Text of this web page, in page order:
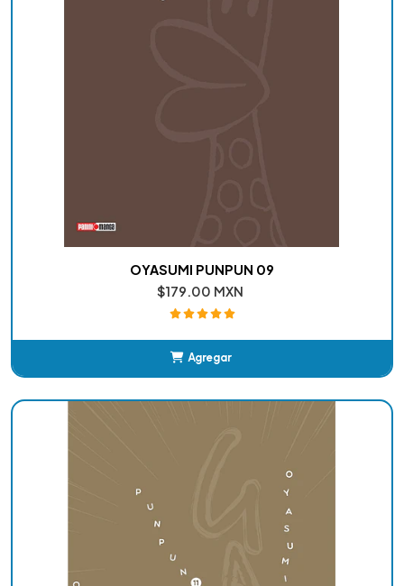
OYASUMI PUNPUN 09
$179.00 MXN
Agregar